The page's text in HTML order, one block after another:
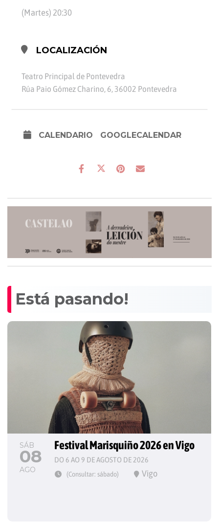
(Martes) 20:30
LOCALIZACIÓN
Teatro Principal de Pontevedra
Rúa Paio Gómez Charino, 6, 36002 Pontevedra
CALENDARIO GOOGLECALENDAR
Está pasando!
SÁB
08
AGO
Festival Marisquiño 2026 en Vigo
DO 6 AO 9 DE AGOSTO DE 2026
(Consultar: sábado) Vigo